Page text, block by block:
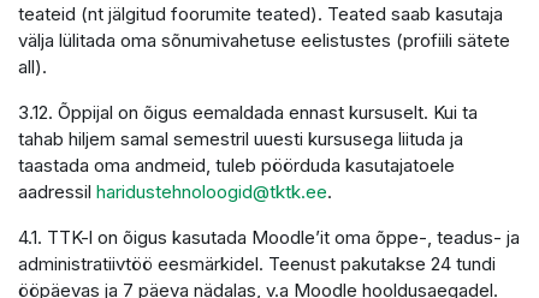
teateid (nt jälgitud foorumite teated). Teated saab kasutaja
välja lülitada oma sõnumivahetuse eelistustes (profiili sätete
all).
3.12. Õppijal on õigus eemaldada ennast kursuselt. Kui ta
tahab hiljem samal semestril uuesti kursusega liituda ja
taastada oma andmeid, tuleb pöörduda kasutajatoele
aadressil haridustehnoloogid@tktk.ee.
4.1. TTK-l on õigus kasutada Moodle’it oma õppe-, teadus- ja
administratiivtöö eesmärkidel. Teenust pakutakse 24 tundi
ööpäevas ja 7 päeva nädalas, v.a Moodle hooldusaegadel.